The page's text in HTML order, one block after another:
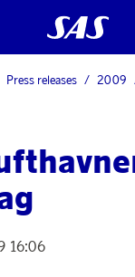
Press releases 2009
16:06